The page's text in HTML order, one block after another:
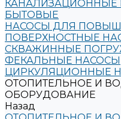
КАНАЛИЗАЦИОННЫЕ
БЫТОВЫЕ
НАСОСЫ ДЛЯ
ПОВЕРХНОСТНЫЕ
СКВАЖИННЫЕ
ФЕКАЛЬНЫЕ НАСОСЫ
ЦИРКУЛЯЦИОННЫЕ
ОТОПИТЕЛЬНОЕ И
ОБОРУДОВАНИЕ
Назад